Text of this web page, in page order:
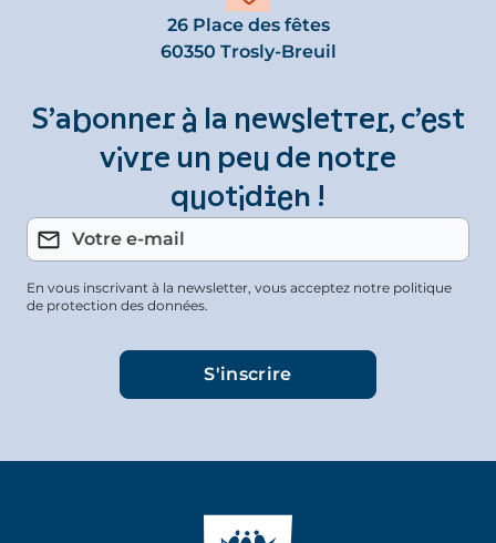
26 Place des fêtes
60350 Trosly-Breuil
S’abonner à la newsletter, c’est
vivre un peu de notre
quotidien !
En vous inscrivant à la newsletter, vous acceptez notre politique
de protection des données.